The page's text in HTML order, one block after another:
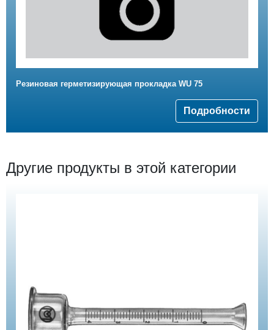
Резиновая герметизирующая прокладка WU 75
Подробности
Другие продукты в этой категории